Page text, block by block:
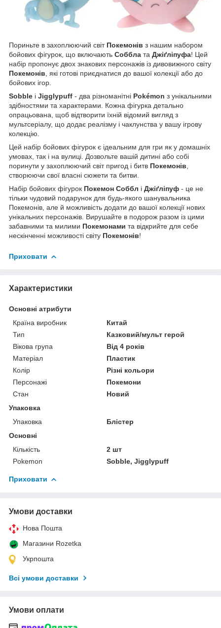
Пориньте в захоплюючий світ Покемонів з нашим набором
бойових фігурок, що включають Соббла та Джіґліпуфа! Цей
набір пропонує двох знакових персонажів із дивовижного світу
Покемонів , які готові приєднатися до вашої колекції або до
бойових ігор.
Sobble і Jigglypuff - два різноманітні Pokémon з унікальними
здібностями та характерами. Кожна фігурка детально
опрацьована, щоб відтворити їхній відомий вигляд з
мультсеріалу, що додає реалізму і чаклунства у вашу ігрову
колекцію.
Цей набір бойових фігурок є ідеальним для гри як у домашніх
умовах, так і на вулиці. Дозвольте вашій дитині або собі
поринути у захоплюючий світ пригод і битв Покемонів
створюючи свої власні сюжети та битви.
Набір бойових фігурок Покемон Соббл і Джіґліпуф - це не
тільки чудовий подарунок для будь-якого шанувальника
Покемонів, але й можливість додати до вашої колекції нових
унікальних персонажів. Вирушайте в подорож разом із цими
забавними та милими Покемонами та відкрийте для себе
нескінченні можливості світу Покемонів!
Приховати
Характеристики
Основні атрибути
Країна виробник
Китай
Тип
Казковий/мульт герой
Вікова група
Від 4 років
Матеріал
Пластик
Колір
Різні кольори
Персонажі
Покемони
Стан
Новий
Упаковка
Упаковка
Блістер
Основні
Кількість
2 шт
Pokemon
Sobble, Jigglypuff
Приховати
Умови доставки
Нова Пошта
Магазини Rozetka
Укрпошта
Всі умови доставки
Умови оплати